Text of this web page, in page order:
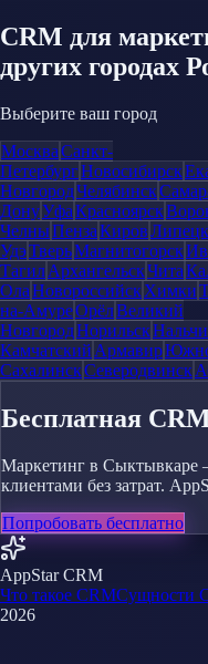
CRM для
других городах
Выберите ваш город
МоскваСанкт-
ПетербургНовосибирск
НовгородЧелябинск
ДонуУфаКрасноярск
ЧелныПензаКировЛипецк
УдэТверьМагнитогорск
ТагилАрхангельскЧита
ОлаНовороссийскХимки
на-АмуреОрёлВеликий
НовгородНорильск
Камчатский Армавир
СахалинскСеверодвинск
Бесплатная
Маркетинг в Сыктывкаре
клиентами без затрат.
Попробовать бесплатно
AppStar CRM
Что такое CRMСущности
2026